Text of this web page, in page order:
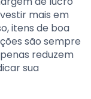
mais em
itens de boa
são sempre
reduzem
sua